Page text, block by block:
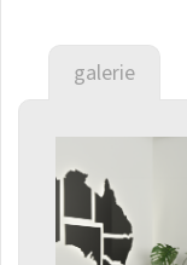
Grenada
Grenada Radius
Ikaria
galerie